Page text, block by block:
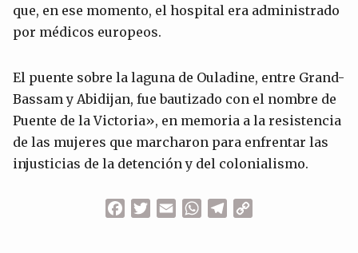
que, en ese momento, el hospital era administrado
por médicos europeos.
El puente sobre la laguna de Ouladine, entre Grand-
Bassam y Abidijan, fue bautizado con el nombre de
Puente de la Victoria», en memoria a la resistencia
de las mujeres que marcharon para enfrentar las
injusticias de la detención y del colonialismo.
FacebookTwitterEmailWhatsApp
Telegram